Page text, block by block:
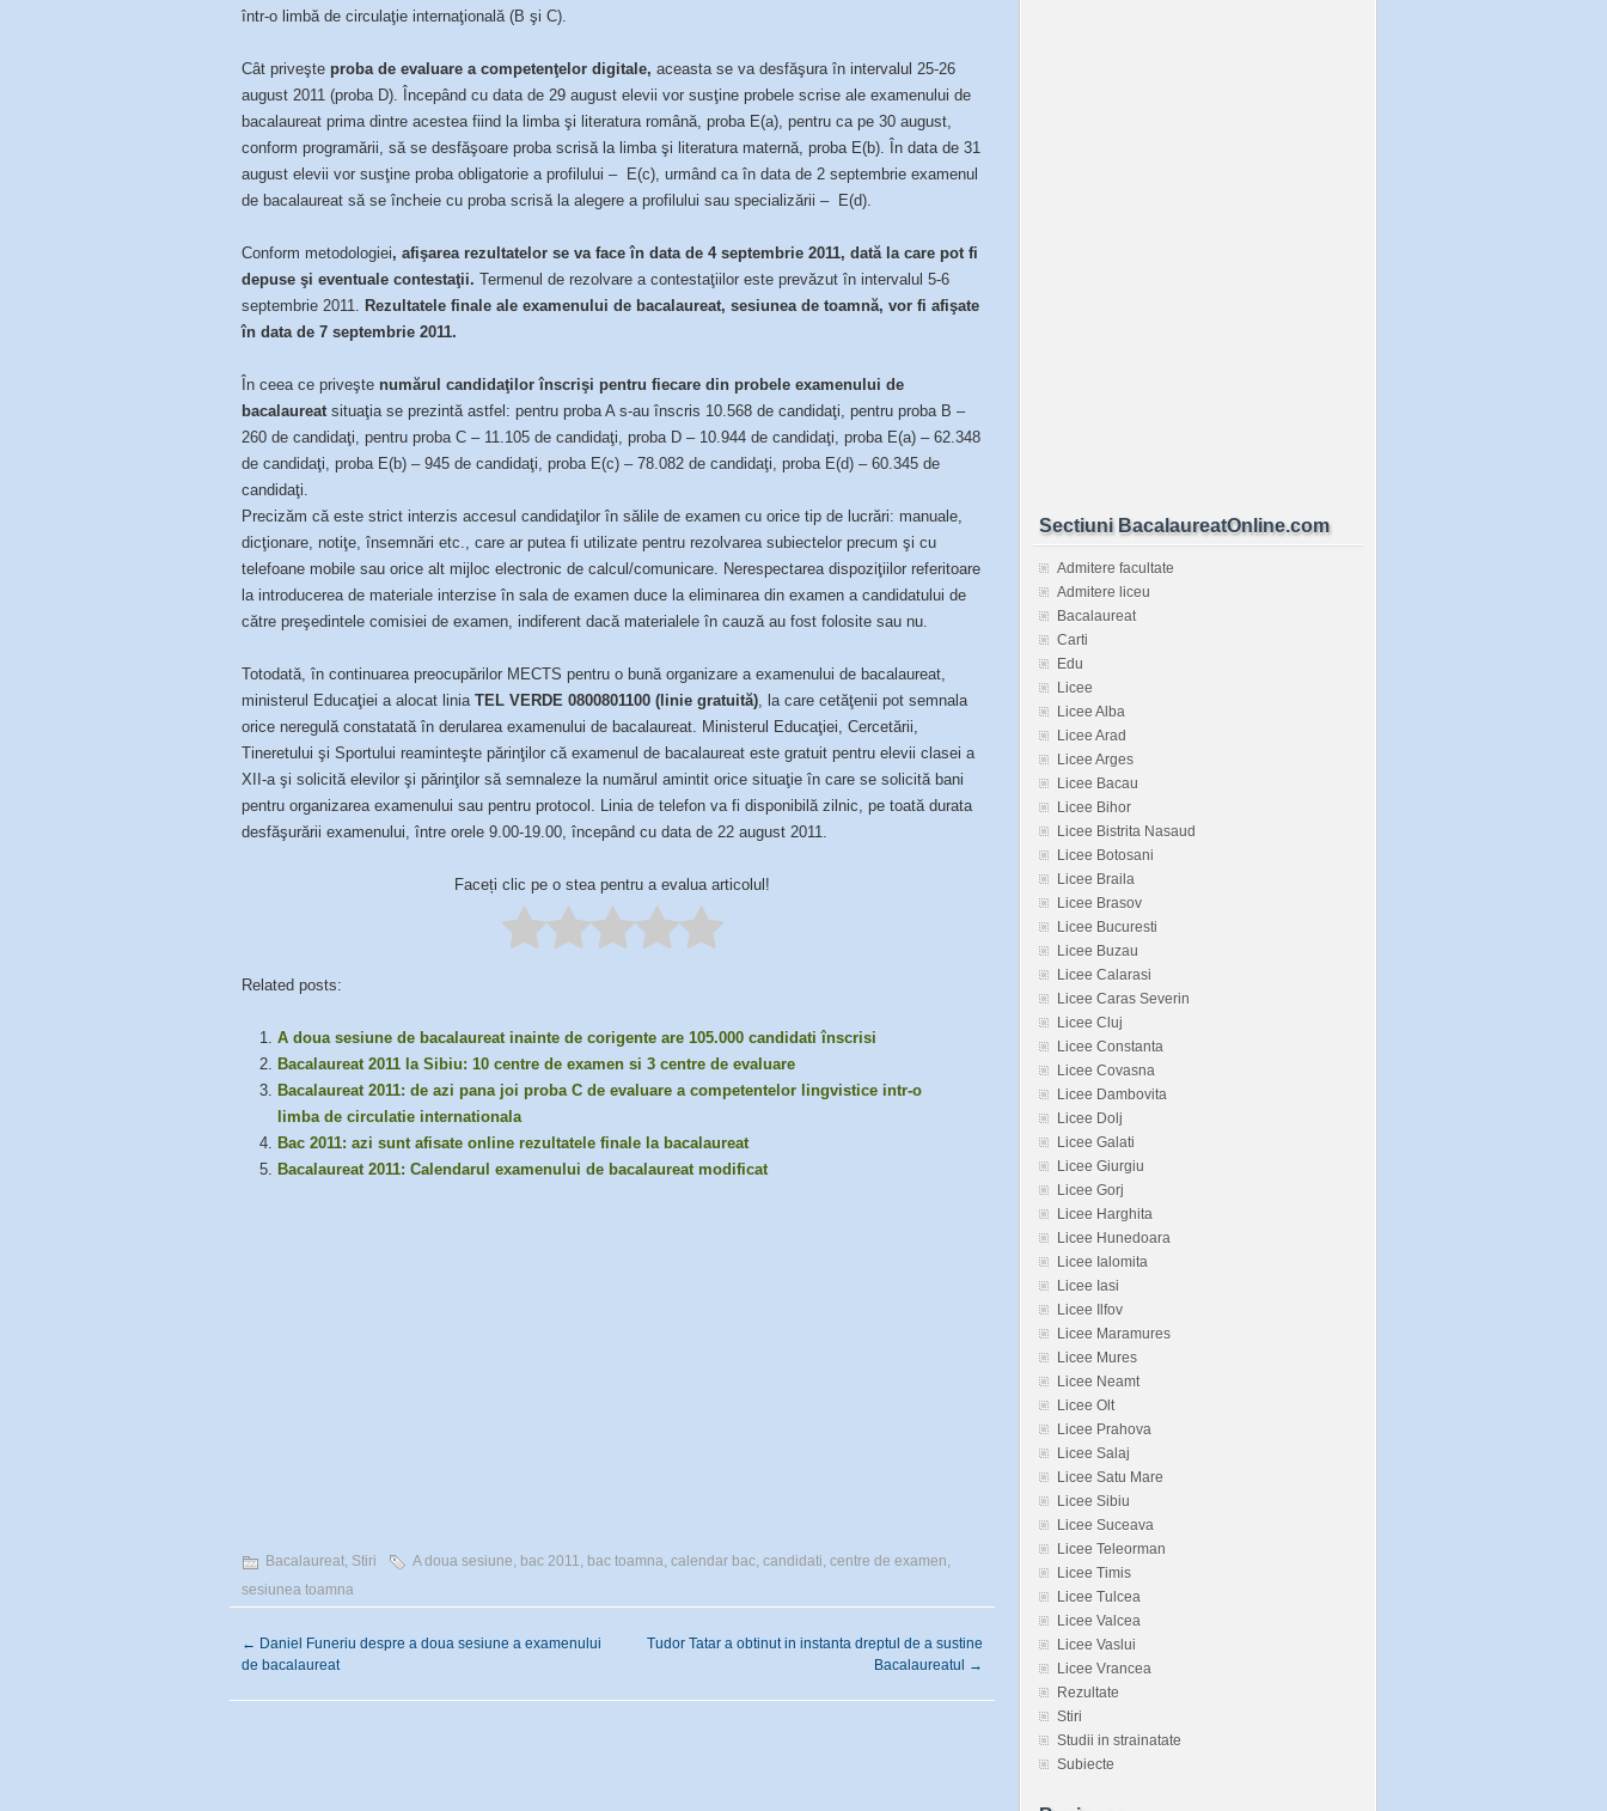
într-o limbă de circulaţie internaţională (B şi C).
Cât priveşte proba de evaluare a competenţelor digitale, aceasta se va desfăşura în intervalul 25-26
august 2011 (proba D). Începând cu data de 29 august elevii vor susţine probele scrise ale examenului de
bacalaureat prima dintre acestea fiind la limba şi literatura română, proba E(a), pentru ca pe 30 august,
conform programării, să se desfăşoare proba scrisă la limba şi literatura maternă, proba E(b). În data de 31
august elevii vor susţine proba obligatorie a profilului – E(c), urmând ca în data de 2 septembrie examenul
de bacalaureat să se încheie cu proba scrisă la alegere a profilului sau specializării – E(d).
Conform metodologiei, afişarea rezultatelor se va face în data de 4 septembrie 2011, dată la care pot fi
depuse şi eventuale contestaţii. Termenul de rezolvare a contestaţiilor este prevăzut în intervalul 5-6
septembrie 2011. Rezultatele finale ale examenului de bacalaureat, sesiunea de toamnă, vor fi afişate
în data de 7 septembrie 2011.
În ceea ce priveşte numărul candidaţilor înscrişi pentru fiecare din probele examenului de
bacalaureatsituaţia se prezintă astfel: pentru proba A s-au înscris 10.568 de candidaţi, pentru proba B –
260 de candidaţi, pentru proba C – 11.105 de candidaţi, proba D – 10.944 de candidaţi, proba E(a) – 62.348
de candidaţi, proba E(b) – 945 de candidaţi, proba E(c) – 78.082 de candidaţi, proba E(d) – 60.345 de
candidaţi.
Precizăm că este strict interzis accesul candidaţilor în sălile de examen cu orice tip de lucrări: manuale,
dicţionare, notiţe, însemnări etc., care ar putea fi utilizate pentru rezolvarea subiectelor precum şi cu
telefoane mobile sau orice alt mijloc electronic de calcul/comunicare. Nerespectarea dispoziţiilor referitoare
la introducerea de materiale interzise în sala de examen duce la eliminarea din examen a candidatului de
către preşedintele comisiei de examen, indiferent dacă materialele în cauză au fost folosite sau nu.
Totodată, în continuarea preocupărilor MECTS pentru o bună organizare a examenului de bacalaureat,
ministerul Educaţiei a alocat linia TEL VERDE 0800801100 (linie gratuită), la care cetăţenii pot semnala
orice neregulă constatată în derularea examenului de bacalaureat. Ministerul Educaţiei, Cercetării,
Tineretului şi Sportului reaminteşte părinţilor că examenul de bacalaureat este gratuit pentru elevii clasei a
XII-a şi solicită elevilor şi părinţilor să semnaleze la numărul amintit orice situaţie în care se solicită bani
pentru organizarea examenului sau pentru protocol. Linia de telefon va fi disponibilă zilnic, pe toată durata
desfăşurării examenului, între orele 9.00-19.00, începând cu data de 22 august 2011.
Faceți clic pe o stea pentru a evalua articolul!
Related posts:
A doua sesiune de bacalaureat inainte de corigente are 105.000 candidati înscrisi
Bacalaureat 2011 la Sibiu: 10 centre de examen si 3 centre de evaluare
Bacalaureat 2011: de azi pana joi proba C de evaluare a competentelor lingvistice intr-o
limba de circulatie internationala
Bac 2011: azi sunt afisate online rezultatele finale la bacalaureat
Bacalaureat 2011: Calendarul examenului de bacalaureat modificat
Bacalaureat, Stiri A doua sesiune, bac 2011, bac toamna, calendar bac, candidati, centre de examen,
sesiunea toamna
← Daniel Funeriu despre a doua sesiune a examenului
de bacalaureat
Tudor Tatar a obtinut in instanta dreptul de a sustine
Bacalaureatul
→
Sectiuni BacalaureatOnline.com
Admitere facultate
Admitere liceu
Bacalaureat
Carti
Edu
Licee
Licee Alba
Licee Arad
Licee Arges
Licee Bacau
Licee Bihor
Licee Bistrita Nasaud
Licee Botosani
Licee Braila
Licee Brasov
Licee Bucuresti
Licee Buzau
Licee Calarasi
Licee Caras Severin
Licee Cluj
Licee Constanta
Licee Covasna
Licee Dambovita
Licee Dolj
Licee Galati
Licee Giurgiu
Licee Gorj
Licee Harghita
Licee Hunedoara
Licee Ialomita
Licee Iasi
Licee Ilfov
Licee Maramures
Licee Mures
Licee Neamt
Licee Olt
Licee Prahova
Licee Salaj
Licee Satu Mare
Licee Sibiu
Licee Suceava
Licee Teleorman
Licee Timis
Licee Tulcea
Licee Valcea
Licee Vaslui
Licee Vrancea
Rezultate
Stiri
Studii in strainatate
Subiecte